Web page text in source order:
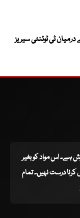
کے درمیان ٹی ٹوئنٹی سیریز
ہے۔ اس مواد کو بغیر
درست نہیں۔ تمام